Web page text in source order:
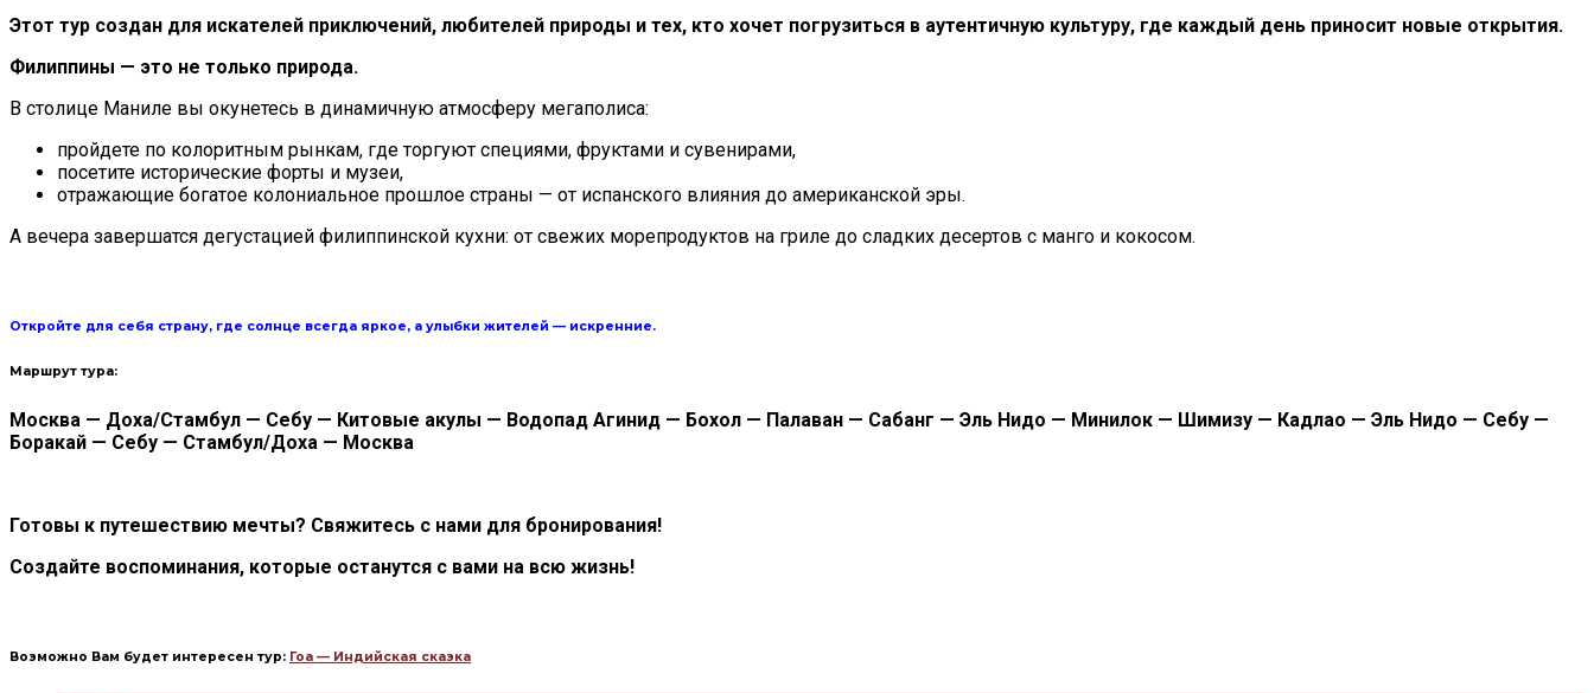
Этот тур создан для искателей приключений, любителей природы и тех, кто хочет погрузиться в аутентичную культуру, где каждый день приносит новые открытия.
Филиппины — это не только природа.
В столице Маниле вы окунетесь в динамичную атмосферу мегаполиса:
пройдете по колоритным рынкам, где торгуют специями, фруктами и сувенирами,
посетите исторические форты и музеи,
отражающие богатое колониальное прошлое страны — от испанского влияния до американской эры.
А вечера завершатся дегустацией филиппинской кухни: от свежих морепродуктов на гриле до сладких десертов с манго и кокосом.
Откройте для себя страну, где солнце всегда яркое, а улыбки жителей — искренние.
Маршрут тура:
Москва — Доха/Стамбул — Себу — Китовые акулы — Водопад Агинид — Бохол — Палаван — Сабанг — Эль Нидо — Минилок — Шимизу — Кадлао — Эль Нидо — Себу —
Боракай — Себу — Стамбул/Доха — Москва
Готовы к путешествию мечты? Свяжитесь с нами для бронирования!
Создайте воспоминания, которые останутся с вами на всю жизнь!
Возможно Вам будет интересен тур: Гоа — Индийская сказка